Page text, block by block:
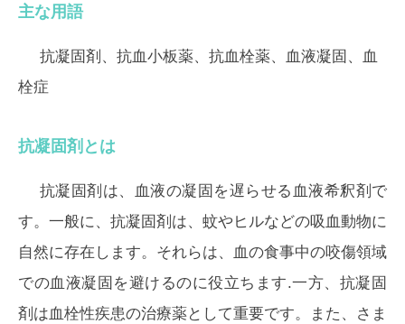
主な用語
抗凝固剤、抗血小板薬、抗血栓薬、血液凝固、血
栓症
抗凝固剤とは
抗凝固剤は、血液の凝固を遅らせる血液希釈剤で
す。一般に、抗凝固剤は、蚊やヒルなどの吸血動物に
自然に存在します。それらは、血の食事中の咬傷領域
での血液凝固を避けるのに役立ちます.一方、抗凝固
剤は血栓性疾患の治療薬として重要です。また、さま